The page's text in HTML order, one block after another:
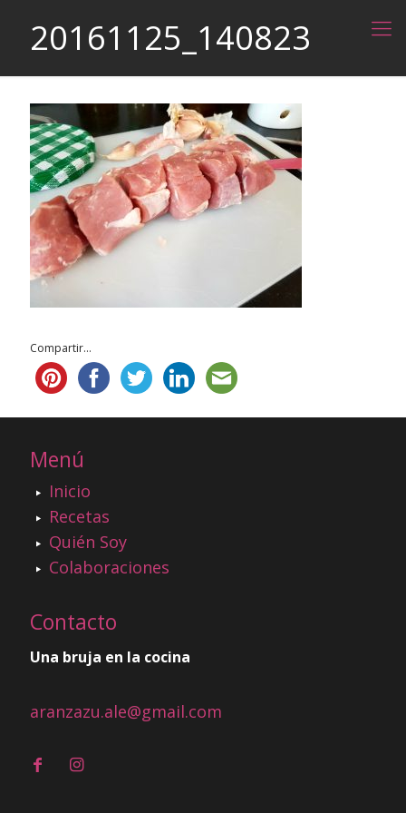
20161125_140823
Compartir...
Menú
Inicio
Recetas
Quién Soy
Colaboraciones
Contacto
Una bruja en la cocina
aranzazu.ale@gmail.com